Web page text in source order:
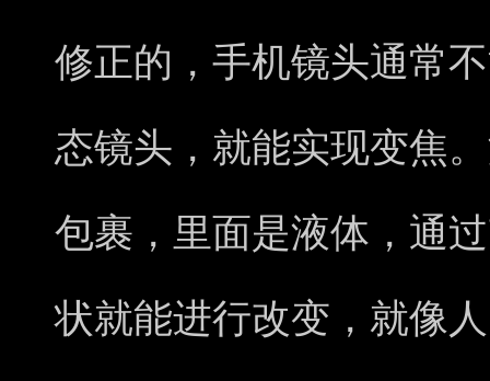
修正的，手机镜头通常
态镜头，就能实现变焦
包裹，里面是液体，通
状就能进行改变，就像